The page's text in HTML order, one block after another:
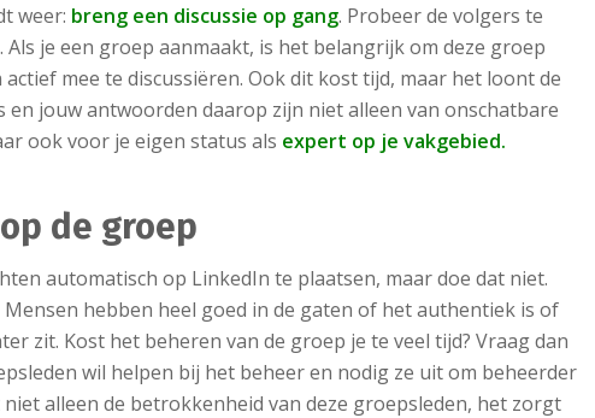
weer: breng een discussie op gang. Probeer de volgers te
je een groep aanmaakt, is het belangrijk om deze groep
mee te discussiëren. Ook dit kost tijd, maar het loont de
en jouw antwoorden daarop zijn niet alleen van onschatbare
ook voor je eigen status als expert op je vakgebied.
de groep
automatisch op LinkedIn te plaatsen, maar doe dat niet.
Mensen hebben heel goed in de gaten of het authentiek is of
zit. Kost het beheren van de groep je te veel tijd? Vraag dan
wil helpen bij het beheer en nodig ze uit om beheerder
alleen de betrokkenheid van deze groepsleden, het zorgt